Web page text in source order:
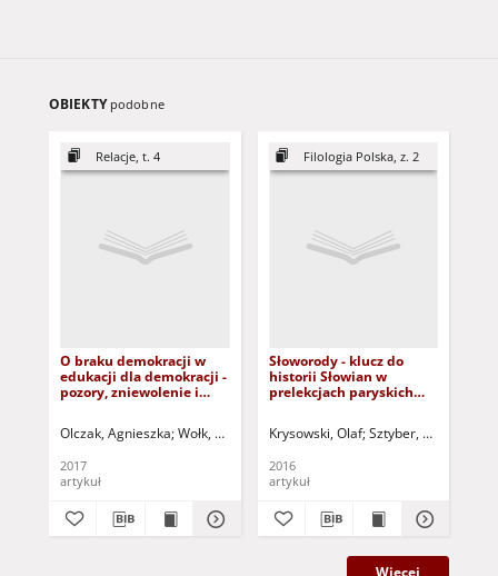
OBIEKTY podobne
Relacje, t. 4
O braku demokracji w
edukacji dla demokracji -
pozory, zniewolenie i
of democracy in
- semblances, servitude
and difficult search for
Olczak, Agnieszka Wołk, Zdzisław - red. nacz.
2017
artykuł
Filologia Polska, z. 2
Słoworody - klucz do
historii Słowian w
prelekcjach paryskich
Slavs in Mickiewicz Paris
Krysowski, Olaf Sztyber, Radosław -
2016
artykuł
Więcej